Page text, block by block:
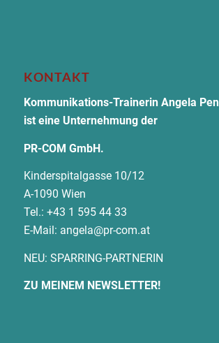
KONTAKT
Kommunikations-Trainerin Angela
ist eine Unternehmung der
PR-COM GmbH.
Kinderspitalgasse 10/12
A-1090 Wien
Tel.: +43 1 595 44 33
E-Mail: angela@pr-com.at
NEU: SPARRING-PARTNERIN
ZU MEINEM NEWSLETTER!